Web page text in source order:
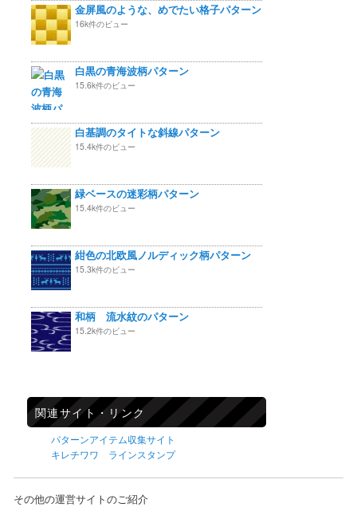
金屏風のような、めでたい格子パターン
16k件のビュー
白黒の青海波柄パターン
15.6k件のビュー
白基調のタイトな斜線パターン
15.4k件のビュー
緑ベースの迷彩柄パターン
15.4k件のビュー
紺色の北欧風ノルディック柄パターン
15.3k件のビュー
和柄 流水紋のパターン
15.2k件のビュー
関連サイト・リンク
パターンアイテム収集サイト
キレチワワ ラインスタンプ
その他の運営サイトのご紹介